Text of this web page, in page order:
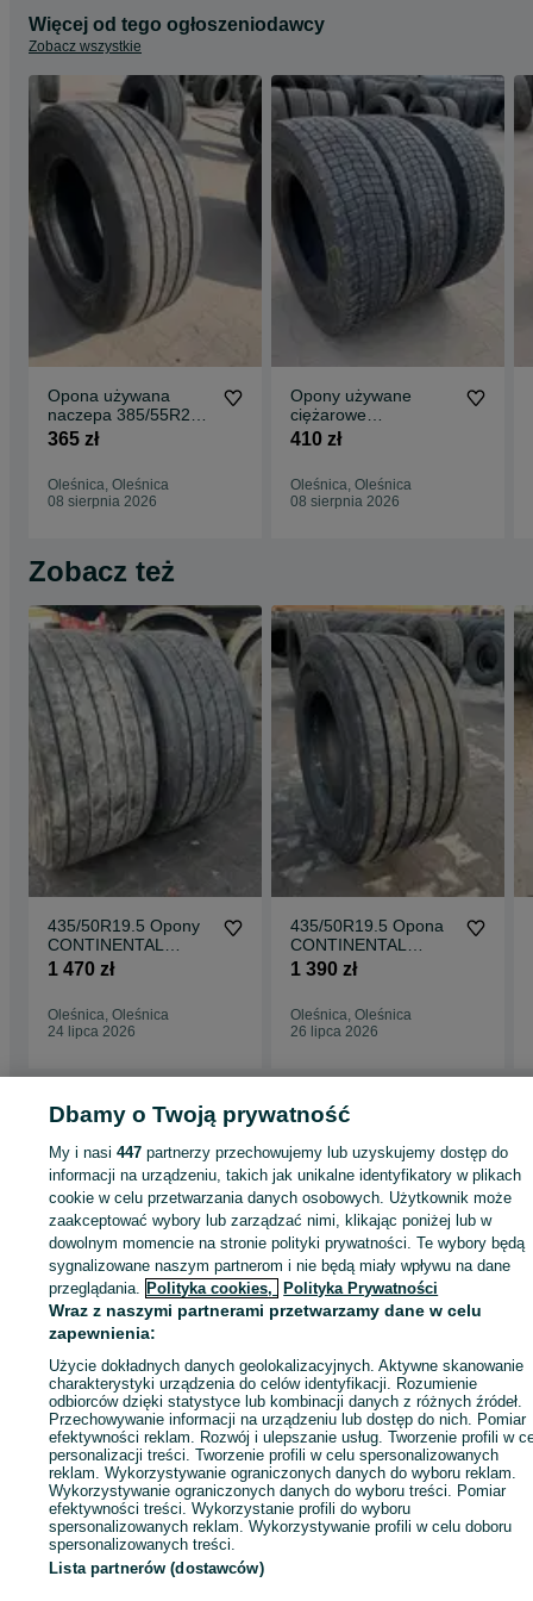
Więcej od tego ogłoszeniodawcy
Zobacz wszystkie
Opona używana
naczepa 385/55R22.5
CONTINENTAL
365 zł
Oleśnica, Oleśnica
08 sierpnia 2026
Opony używane
ciężarowe
295/80R22.5
7-10mm
410 zł
Oleśnica, Oleśnica
08 sierpnia 2026
Zobacz też
435/50R19.5 Opony
CONTINENTAL
CONTI HYBRID HT3
1 470 zł
Oleśnica, Oleśnica
24 lipca 2026
435/50R19.5 Opona
CONTINENTAL
CONTI HYBRID HT3
1 390 zł
Oleśnica, Oleśnica
26 lipca 2026
Strona główna Motoryzacja Opony i Felgi Opony
Opony - Oleśnica
Opony - Oleśnica
KATEGORIA
965360230
Zadzwoń / SMS Wyślij wiadomość
Dbamy o Twoją prywatność
My i nasi447 partnerzy przechowujemy lub uzyskujemy dostęp do
informacji na urządzeniu, takich jak unikalne identyfikatory w plikach
cookie w celu przetwarzania danych osobowych. Użytkownik może
zaakceptować wybory lub zarządzać nimi, klikając poniżej lub w
dowolnym momencie na stronie polityki prywatności. Te wybory będą
sygnalizowane naszym partnerom i nie będą miały wpływu na dane
przeglądania. Polityka cookies, Polityka Prywatności
Wraz z naszymi partnerami przetwarzamy dane w celu
zapewnienia:
Użycie dokładnych danych geolokalizacyjnych. Aktywne skanowanie
charakterystyki urządzenia do celów identyfikacji. Rozumienie
odbiorców dzięki statystyce lub kombinacji danych z różnych źródeł.
Przechowywanie informacji na urządzeniu lub dostęp do nich. Pomiar
efektywności reklam. Rozwój i ulepszanie usług. Tworzenie profili w
personalizacji treści. Tworzenie profili w celu spersonalizowanych
reklam. Wykorzystywanie ograniczonych danych do wyboru reklam.
Wykorzystywanie ograniczonych danych do wyboru treści. Pomiar
efektywności treści. Wykorzystanie profili do wyboru
spersonalizowanych reklam. Wykorzystywanie profili w celu doboru
spersonalizowanych treści.
Lista partnerów (dostawców)